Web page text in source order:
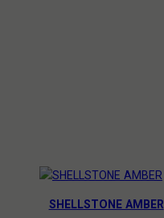
SHELLSTONE AMBER